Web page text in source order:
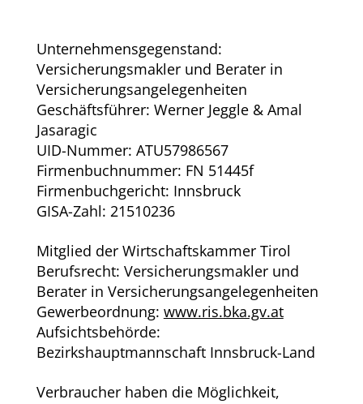
Unternehmensgegenstand:
Versicherungsmakler und Berater in
Versicherungsangelegenheiten
Geschäftsführer: Werner Jeggle & Amal
Jasaragic
UID-Nummer: ATU57986567
Firmenbuchnummer: FN 51445f
Firmenbuchgericht: Innsbruck
GISA-Zahl: 21510236
Mitglied der Wirtschaftskammer Tirol
Berufsrecht: Versicherungsmakler und
Berater in Versicherungsangelegenheiten
Gewerbeordnung: www.ris.bka.gv.at
Aufsichtsbehörde:
Bezirkshauptmannschaft Innsbruck-Land
Verbraucher haben die Möglichkeit,